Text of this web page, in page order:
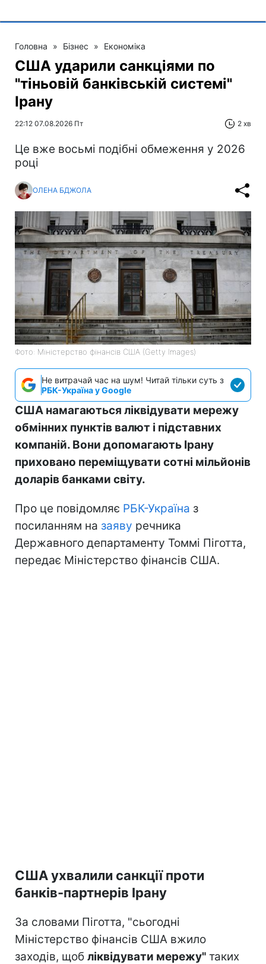
Головна » Бізнес » Економіка
США ударили санкціями по
"тіньовій банківській системі"
Ірану
22:12 07.08.2026 Пт 2 хв
Це вже восьмі подібні обмеження у 2026
році
ОЛЕНА БДЖОЛА
Фото: Міністерство фінансів СШA (Getty Images)
Не витрачай час на шум! Читай тільки суть з
РБК-Україна у Google
США намагаються ліквідувати мережу
обмінних пунктів валют і підставних
компаній. Вони допомагають Ірану
приховано переміщувати сотні мільйонів
доларів банками світу.
Про це повідомляє РБК-Україна з
посиланням на заяву речника
Державного департаменту Томмі Піготта,
передає Міністерство фінансів США.
США ухвалили санкції проти
банків-партнерів Ірану
За словами Піготта, "сьогодні
Міністерство фінансів США вжило
заходів, щоб ліквідувати мережу" таких